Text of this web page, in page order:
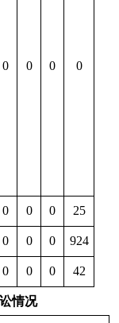
0 0 0 0
0 0 0 25
0 0 0 924
0 0 0 42
情况